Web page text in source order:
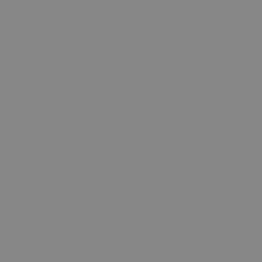
Google na
hodnotu pro
předvoleb pro
webu používá
kterou koncový